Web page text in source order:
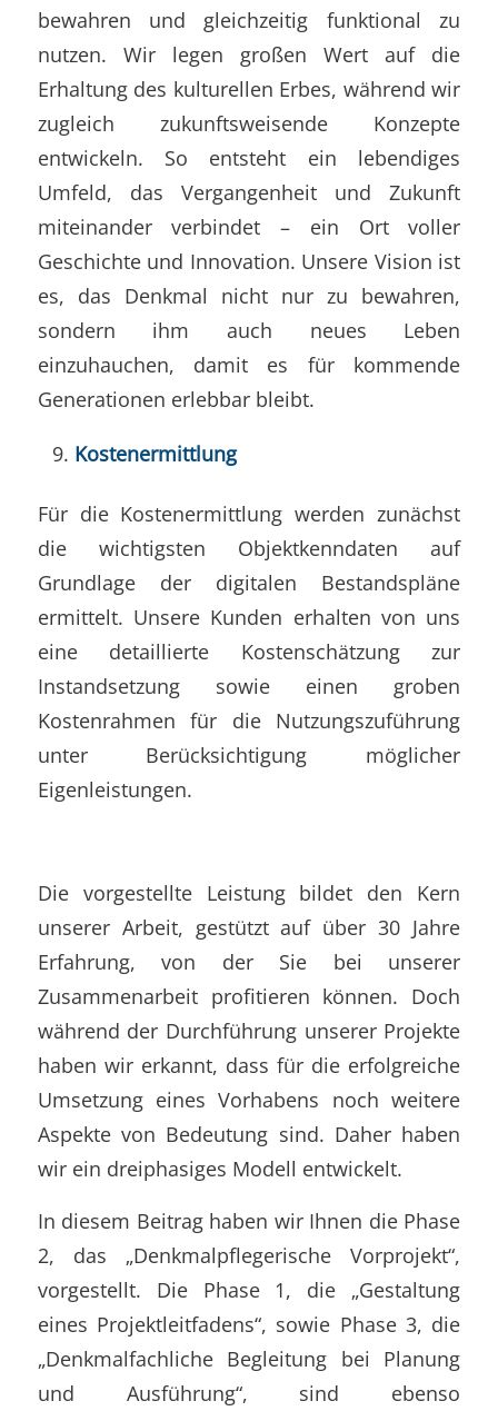
bewahren und gleichzeitig funktional zu
nutzen. Wir legen großen Wert auf die
Erhaltung des kulturellen Erbes, während wir
zugleich zukunftsweisende Konzepte
entwickeln. So entsteht ein lebendiges
Umfeld, das Vergangenheit und Zukunft
miteinander verbindet – ein Ort voller
Geschichte und Innovation. Unsere Vision ist
es, das Denkmal nicht nur zu bewahren,
sondern ihm auch neues Leben
einzuhauchen, damit es für kommende
Generationen erlebbar bleibt.
Kostenermittlung
Für die Kostenermittlung werden zunächst
die wichtigsten Objektkenndaten auf
Grundlage der digitalen Bestandspläne
ermittelt. Unsere Kunden erhalten von uns
eine detaillierte Kostenschätzung zur
Instandsetzung sowie einen groben
Kostenrahmen für die Nutzungszuführung
unter Berücksichtigung möglicher
Eigenleistungen.
Die vorgestellte Leistung bildet den Kern
unserer Arbeit, gestützt auf über 30 Jahre
Erfahrung, von der Sie bei unserer
Zusammenarbeit profitieren können. Doch
während der Durchführung unserer Projekte
haben wir erkannt, dass für die erfolgreiche
Umsetzung eines Vorhabens noch weitere
Aspekte von Bedeutung sind. Daher haben
wir ein dreiphasiges Modell entwickelt.
In diesem Beitrag haben wir Ihnen die Phase
2, das „Denkmalpflegerische Vorprojekt“,
vorgestellt. Die Phase 1, die „Gestaltung
eines Projektleitfadens“, sowie Phase 3, die
„Denkmalfachliche Begleitung bei Planung
und Ausführung“, sind ebenso